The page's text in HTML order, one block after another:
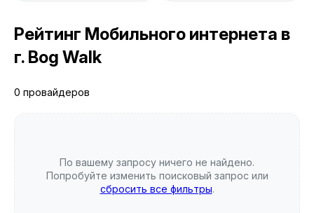
Рейтинг Мобильного интернета в
г. Bog Walk
0 провайдеров
По вашему запросу ничего не найдено.
Попробуйте изменить поисковый запрос или
сбросить все фильтры.